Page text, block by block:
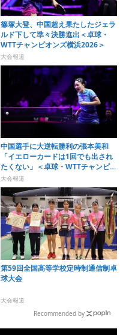
篠塚大登、中国超え果たしたジェラ
ルド下して準々決勝進出＜卓球・
WTTチャンピオンズ横浜2026＞
大会報道
中国選手に大逆転勝利の張本美和
「イエローカードは1回でも出され
たくない」＜卓球・WTTチャンピオ
ンズ横浜2026＞
大会報道
第59回全国高等学校定時制通信制卓
球大会
大会報道
Recommended by